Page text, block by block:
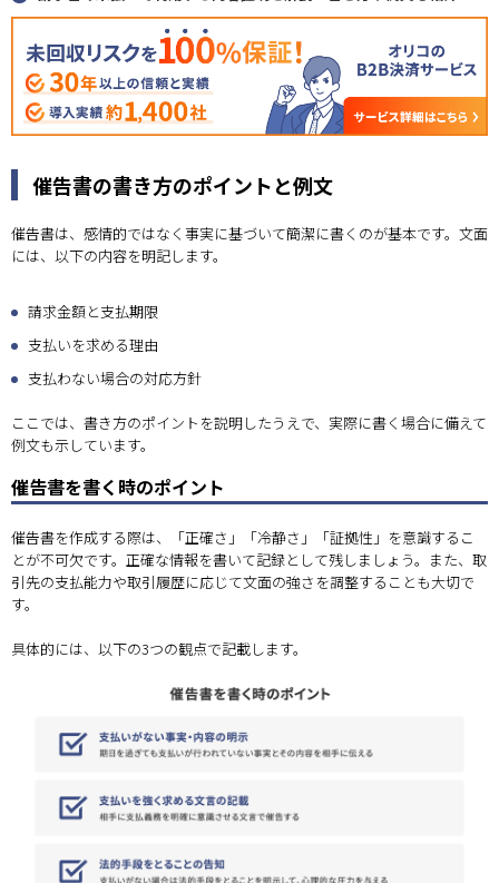
催告書の書き方のポイントと例文
催告書は、感情的ではなく事実に基づいて簡潔に書くのが基本です。文面
には、以下の内容を明記します。
請求金額と支払期限
支払いを求める理由
支払わない場合の対応方針
ここでは、書き方のポイントを説明したうえで、実際に書く場合に備えて
例文も示しています。
催告書を書く時のポイント
催告書を作成する際は、「正確さ」「冷静さ」「証拠性」を意識するこ
とが不可欠です。正確な情報を書いて記録として残しましょう。また、取
引先の支払能力や取引履歴に応じて文面の強さを調整することも大切で
す。
具体的には、以下の3つの観点で記載します。